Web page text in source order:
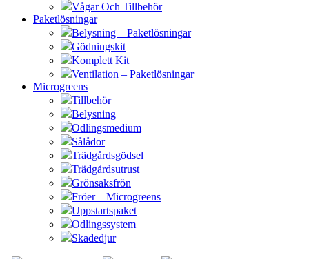
Vågar Och Tillbehör
Paketlösningar
Belysning – Paketlösningar
Gödningskit
Komplett Kit
Ventilation – Paketlösningar
Microgreens
Tillbehör
Belysning
Odlingsmedium
Sålådor
Trädgårdsgödsel
Trädgårdsutrust
Grönsaksfrön
Fröer – Microgreens
Uppstartspaket
Odlingssystem
Skadedjur